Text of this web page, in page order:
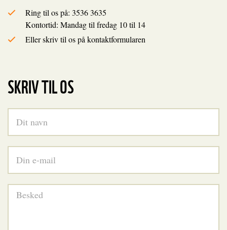
Ring til os på: 3536 3635
Kontortid: Mandag til fredag 10 til 14
Eller skriv til os på kontaktformularen
SKRIV TIL OS